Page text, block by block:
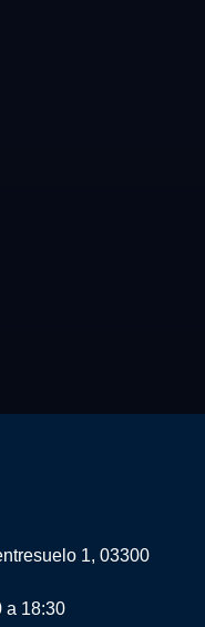
1, 03300
a 18:30